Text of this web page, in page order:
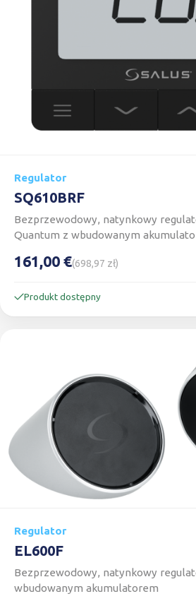
Regulator
SQ610BRF
Bezprzewodowy, natynkowy
Quantum z wbudowanym
161,00 €(698,97 zł)
Produkt dostępny
Regulator
EL600F
Bezprzewodowy, natynkowy
wbudowanym akumulatorem